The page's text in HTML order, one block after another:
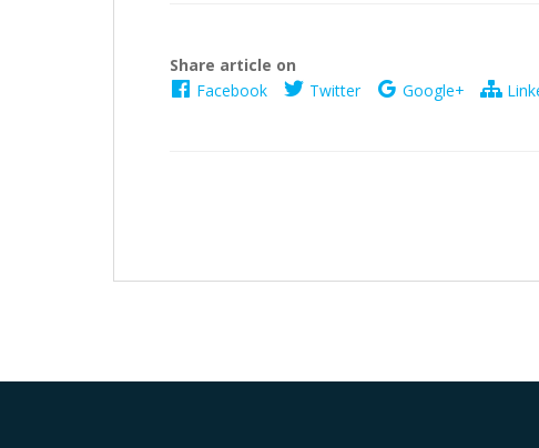
Share article on
Facebook
Twitter Google+